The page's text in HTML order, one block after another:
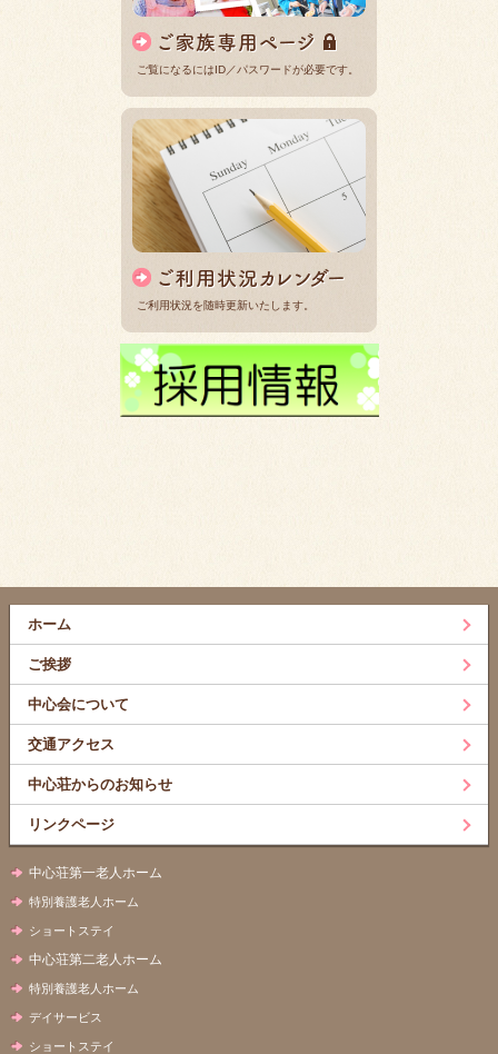
ご覧になるにはID／パスワードが必要です。
ご利用状況を随時更新いたします。
ホーム
ご挨拶
中心会について
交通アクセス
中心荘からのお知らせ
リンクページ
中心荘第一老人ホーム
特別養護老人ホーム
ショートステイ
中心荘第二老人ホーム
特別養護老人ホーム
デイサービス
ショートステイ